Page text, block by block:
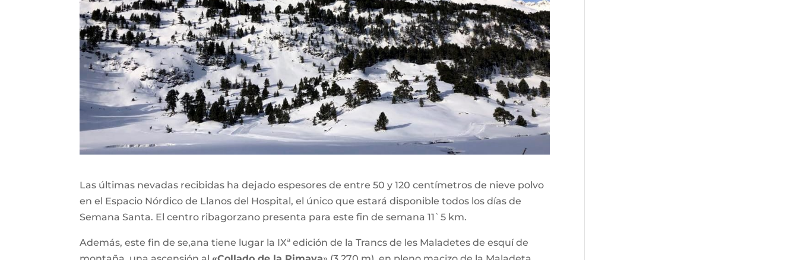
Las últimas nevadas recibidas ha dejado espesores de entre 50 y 120 centímetros de nieve polvo
en el Espacio Nórdico de Llanos del Hospital, el único que estará disponible todos los días de
Semana Santa. El centro ribagorzano presenta para este fin de semana 11`5 km.
Además, este fin de se,ana tiene lugar la IXª edición de la Trancs de les Maladetes de esquí de